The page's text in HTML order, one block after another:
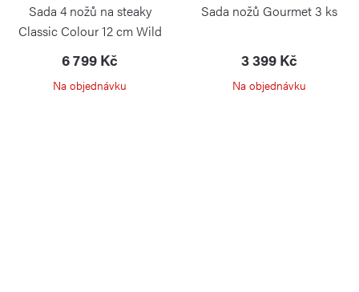
Sada 4 nožů na steaky
Classic Colour 12 cm Wild
6 799 Kč
Na objednávku
Sada nožů Gourmet 3 ks
3 399 Kč
Na objednávku